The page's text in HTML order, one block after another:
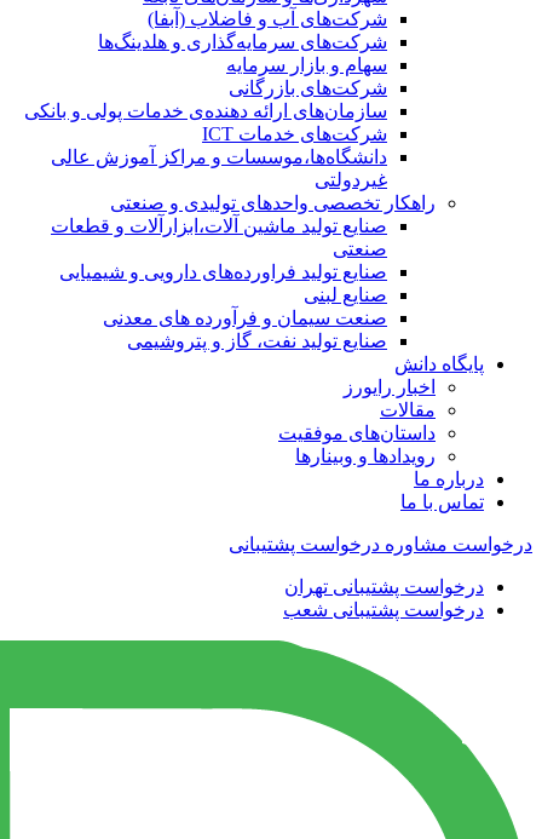
شرکت‌های آب و فاضلاب (آبفا)
شرکت‌های سرمایه‌گذاری و هلدینگ‌ها
سهام و بازار سرمایه
شرکت‌های بازرگانی
سازمان‌های ارائه دهنده‌ی خدمات پولی و بانکی
شرکت‌های خدمات ICT
دانشگاه‌ها،موسسات و مراکز آموزش عالی
غیردولتی
راهکار تخصصی واحدهای تولیدی و صنعتی
صنایع توليد ماشين آلات،ابزارآلات و قطعات
صنعتی
صنایع تولید فراورده‌های دارویی و شیمیایی
صنایع لبنی
صنعت سیمان و فرآورده های معدنی
صنایع تولید نفت، گاز و پتروشيمی
پایگاه دانش
اخبار رایورز
مقالات
داستان‌های موفقیت
رویدادها و وبینارها
درباره ما
تماس با ما
درخواست مشاوره درخواست پشتیبانی
درخواست پشتیبانی تهران
درخواست پشتیبانی شعب